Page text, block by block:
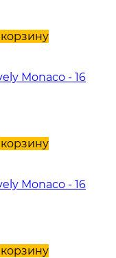
Monaco - 16
Monaco - 16